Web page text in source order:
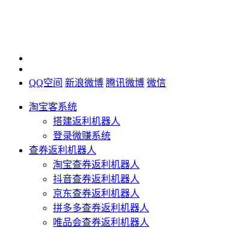
QQ空间 新浪微博 腾讯微博 微信
淘宝客系统
搭建返利机器人
登录微赚系统
查券返利机器人
淘宝查券返利机器人
抖音查券返利机器人
京东查券返利机器人
拼多多查券返利机器人
唯品会查券返利机器人